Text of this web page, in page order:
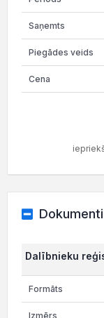
Dokumenti
Dalībnieku